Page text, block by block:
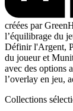
créées par
l’équilibrage du
Définir l'Argent,
du joueur et
avec des options
l’overlay en jeu,
Collections